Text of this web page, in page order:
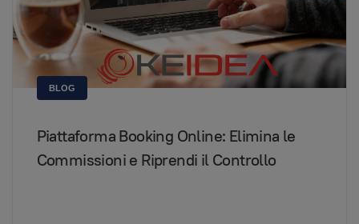
BLOG
Piattaforma Booking Online: Elimina le
Commissioni e Riprendi il Controllo